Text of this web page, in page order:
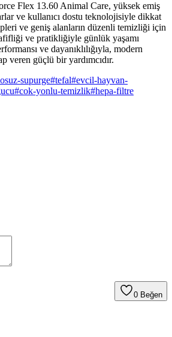
Flex 13.60 Animal Care, yüksek emiş
ve kullanıcı dostu teknolojisiyle dikkat
ve geniş alanların düzenli temizliği için
ve pratikliğiyle günlük yaşamı
ve dayanıklılığıyla, modern
veren güçlü bir yardımcıdır.
supurge#tefal#evcil-hayvan-
#cok-yonlu-temizlik#hepa-filtre
0 Beğen